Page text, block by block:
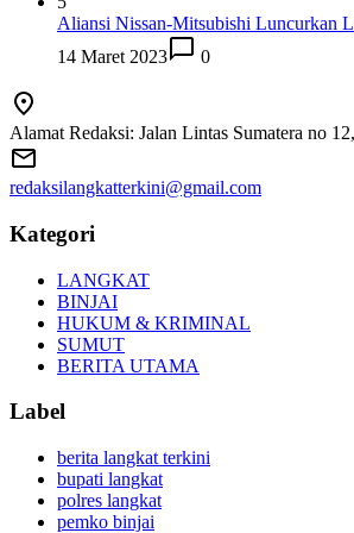
Aliansi Nissan-Mitsubishi Luncurkan
14 Maret 2023
0
Alamat Redaksi: Jalan Lintas Sumatera no
redaksilangkatterkini@gmail.com
Kategori
LANGKAT
BINJAI
HUKUM & KRIMINAL
SUMUT
BERITA UTAMA
Label
berita langkat terkini
bupati langkat
polres langkat
pemko binjai